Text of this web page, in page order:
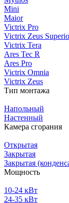
Mini
Maior
Victrix Pro
Victrix Zeus
Victrix Tera
Ares Tec R
Ares Pro
Victrix Omnia
Victrix Zeus
Тип монтажа
Напольный
Настенный
Камера сгорания
Открытая
Закрытая
Закрытая
Мощность
10-24 кВт
24-35 кВт